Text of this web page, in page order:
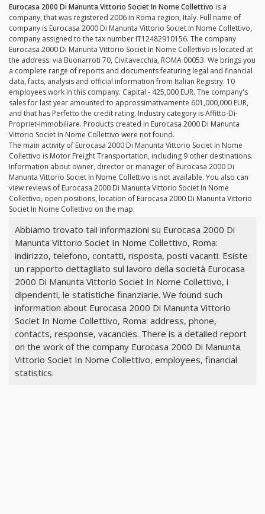
Eurocasa 2000 Di Manunta Vittorio Societ In Nome Collettivo is a
company, that was registered 2006 in Roma region, Italy. Full name of
company is Eurocasa 2000 Di Manunta Vittorio Societ In Nome Collettivo,
company assigned to the tax number IT12482910156. The company
Eurocasa 2000 Di Manunta Vittorio Societ In Nome Collettivo is located at
the address: via Buonarroti 70, Civitavecchia, ROMA 00053. We brings you
a complete range of reports and documents featuring legal and financial
data, facts, analysis and official information from Italian Registry. 10
employees work in this company. Capital - 425,000 EUR. The company's
sales for last year amounted to approssimativamente 601,000,000 EUR,
and that has Perfetto the credit rating. Industry category is Affitto-Di-
Propriet-Immobiliare. Products created in Eurocasa 2000 Di Manunta
Vittorio Societ In Nome Collettivo were not found.
The main activity of Eurocasa 2000 Di Manunta Vittorio Societ In Nome
Collettivo is Motor Freight Transportation, including 9 other destinations.
Information about owner, director or manager of Eurocasa 2000 Di
Manunta Vittorio Societ In Nome Collettivo is not available. You also can
view reviews of Eurocasa 2000 Di Manunta Vittorio Societ In Nome
Collettivo, open positions, location of Eurocasa 2000 Di Manunta Vittorio
Societ In Nome Collettivo on the map.
Abbiamo trovato tali informazioni su Eurocasa 2000 Di
Manunta Vittorio Societ In Nome Collettivo, Roma:
indirizzo, telefono, contatti, risposta, posti vacanti. Esiste
un rapporto dettagliato sul lavoro della società Eurocasa
2000 Di Manunta Vittorio Societ In Nome Collettivo, i
dipendenti, le statistiche finanziarie. We found such
information about Eurocasa 2000 Di Manunta Vittorio
Societ In Nome Collettivo, Roma: address, phone,
contacts, response, vacancies. There is a detailed report
on the work of the company Eurocasa 2000 Di Manunta
Vittorio Societ In Nome Collettivo, employees, financial
statistics.